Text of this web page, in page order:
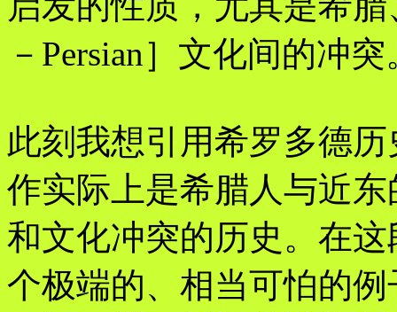
－Persian］文化间的冲突
此刻我想引用希罗多德
作实际上是希腊人与近
和文化冲突的历史。在
个极端的、相当可怕的